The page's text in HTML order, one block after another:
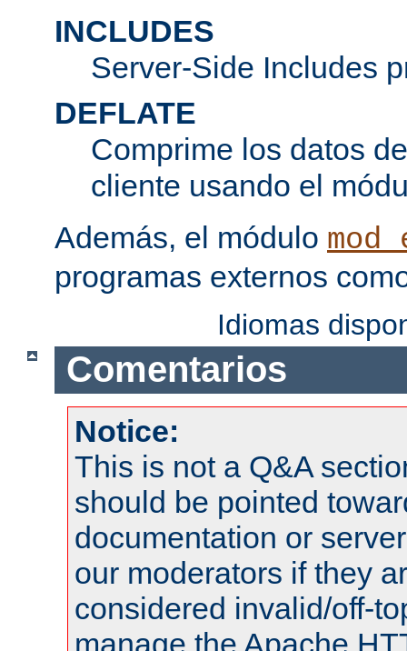
INCLUDES
Server-Side Includes
DEFLATE
Comprime los datos
cliente usando el
Además, el módulo
programas externos
Idiomas
Comentarios
Notice:
This is not a Q&A
should be pointed
documentation or
our moderators if they
considered invalid/off-
manage the Apache